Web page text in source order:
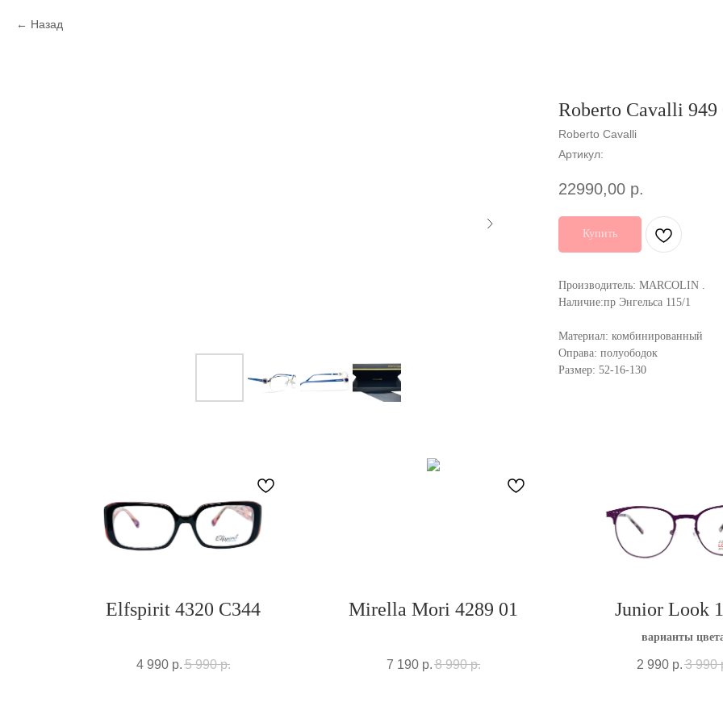
Назад
Roberto Cavalli 949
Roberto Cavalli
Артикул:
22990,00 р.
Купить
Производитель: MARCOLIN .
Наличие:пр Энгельса 115/1
Материал: комбинированный
Оправа: полуободок
Размер: 52-16-130
Elfspirit 4320 C344
4 990 р. 5 990 р.
Mirella Mori 4289 01
7 190 р. 8 990 р.
Junior Look
варианты
2 990 р. 3 990